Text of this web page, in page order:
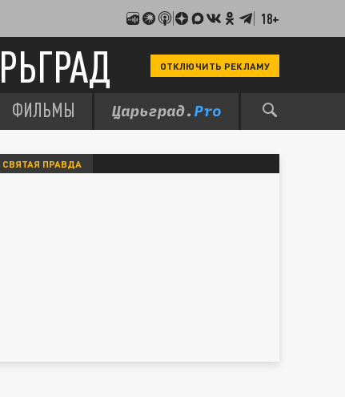
18+
ОТКЛЮЧИТЬ РЕКЛАМУ
ФИЛЬМЫ
СВЯТАЯ ПРАВДА